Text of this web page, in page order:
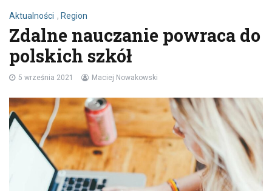
Aktualności , Region
Zdalne nauczanie powraca do
polskich szkół
5 września 2021 Maciej Nowakowski